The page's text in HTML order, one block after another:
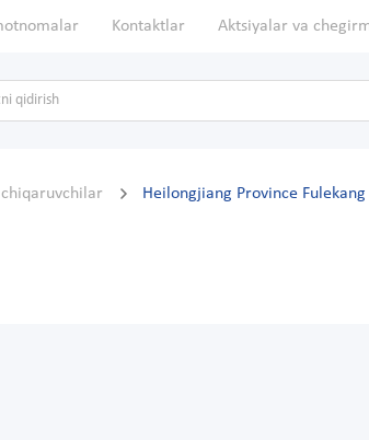
Kontaktlar Aktsiyalar va
Heilongjiang Province Fulekang